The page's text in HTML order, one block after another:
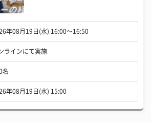
年08月19日(水) 16:00〜16:50
ラインにて実施
名
年08月19日(水) 15:00